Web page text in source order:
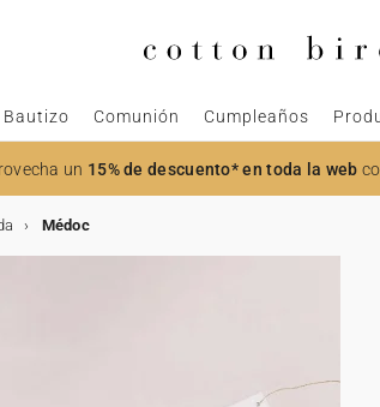
Bautizo Comunión Cumpleaños
un 15% de descuento* en toda la web
Médoc